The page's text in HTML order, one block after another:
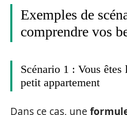
Exemples de
comprendre vos
Scénario 1 : Vous êtes
petit appartement
Dans ce cas, une